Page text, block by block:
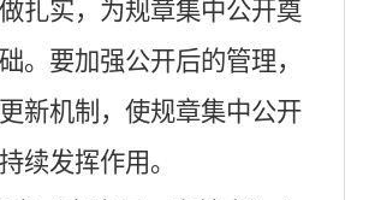
扎实，为规章集中公开奠
。要加强公开后的管理，
新机制，使规章集中公开
续发挥作用。